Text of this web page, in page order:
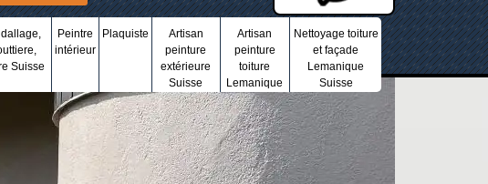
Suisse
Peintre
intérieur
Plaquiste
Artisan
peinture
extérieure
Suisse
Artisan
peinture
toiture
Lemanique
Nettoyage toiture
et façade
Lemanique
Suisse